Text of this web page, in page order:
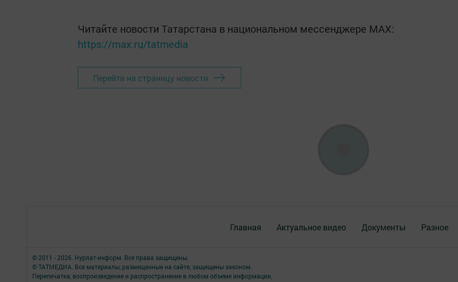
Читайте новости Татарстана в национальном мессенджере MАХ:
https://max.ru/tatmedia
Перейти на страницу новости
Главная Актуальное видео Документы Разное
© 2011 - 2026. Нурлат-⁠информ. Все права защищены.
© ТАТМЕДИА. Все материалы, размещенные на сайте, защищены законом.
Перепечатка, воспроизведение и распространение в любом объеме информации,